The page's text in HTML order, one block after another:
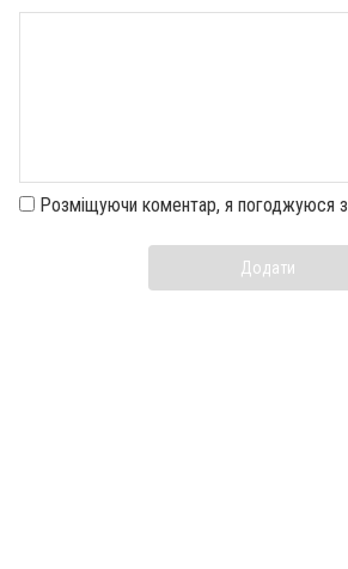
Розміщуючи коментар, я погоджуюся з
Додати